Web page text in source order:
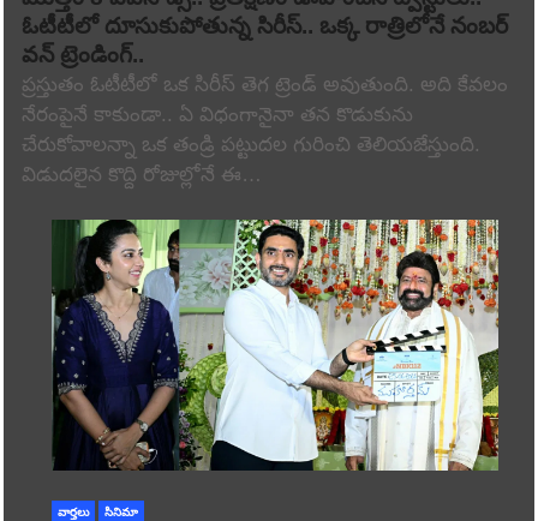
ఓటీటీలో దూసుకుపోతున్న సిరీస్.. ఒక్క రాత్రిలోనే నంబర్
వన్ ట్రెండింగ్..
ప్రస్తుతం ఓటీటీలో ఒక సిరీస్ తెగ ట్రెండ్ అవుతుంది. అది కేవలం
నేరంపైనే కాకుండా.. ఏ విధంగానైనా తన కొడుకును
చేరుకోవాలన్నా ఒక తండ్రి పట్టుదల గురించి తెలియజేస్తుంది.
విడుదలైన కొద్ది రోజుల్లోనే ఈ…
వార్తలు సినిమా